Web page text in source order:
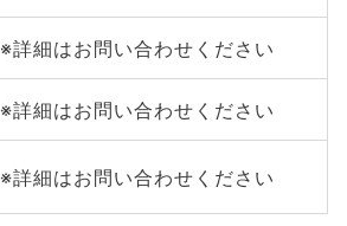
※詳細はお問い合わせください
※詳細はお問い合わせください
※詳細はお問い合わせください